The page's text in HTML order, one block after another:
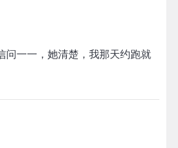
问一一，她清楚，我那天约跑就